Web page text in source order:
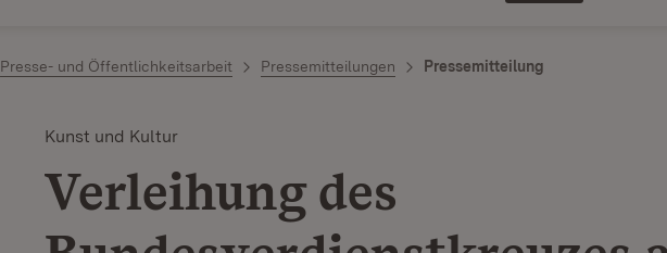
Presse- und Öffentlichkeitsarbeit Pressemitteilungen Pressemitteilung
Kunst und Kultur
Verleihung des